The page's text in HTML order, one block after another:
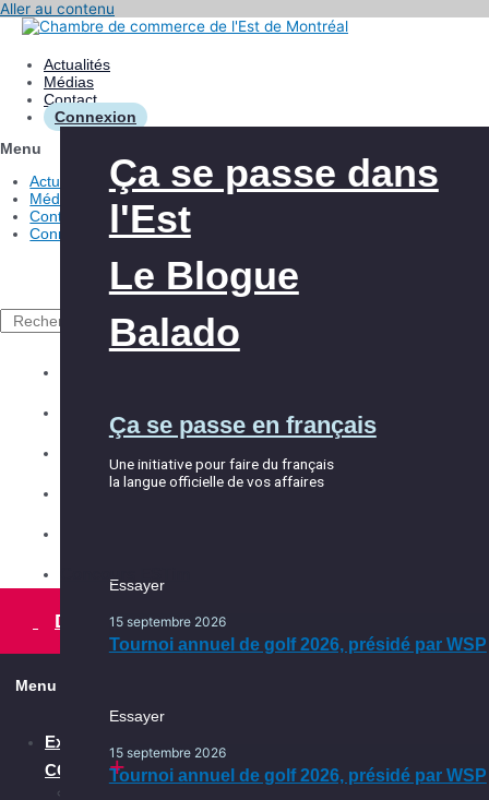
Aller au contenu
Actualités
Médias
Contact
Connexion
Menu
Actualités
Médias
Contact
Connexion
Les avantages
Nos interventions
À propos de la
CCEM
Équipe
Partenaires
Conseil d'administration
Essayer
15 septembre 2026
Tournoi annuel de golf 2026, présidé par WSP
Les services
Aide à l’innovation
Aide à l’exportation
Club Exportateurs
MTL
intégration
Une initiative pour faire du français
Essayer
15 septembre 2026
Tournoi annuel de golf 2026, présidé par WSP
Ça se passe dans
l'Est
Le Blogue
Balado
Ça se passe en français
Une initiative pour faire du français
la langue officielle de vos affaires
Essayer
15 septembre 2026
Tournoi annuel de golf 2026, présidé par WSP
Devenir membre
Menu
Explorer la
CCEM